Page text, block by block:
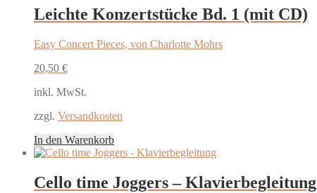
Leichte Konzertstücke Bd. 1 (mit CD)
Easy Concert Pieces, von Charlotte Mohrs
20,50 €
inkl. MwSt.
zzgl. Versandkosten
In den Warenkorb
Cello time Joggers – Klavierbegleitung